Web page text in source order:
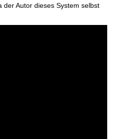
der Autor dieses System selbst